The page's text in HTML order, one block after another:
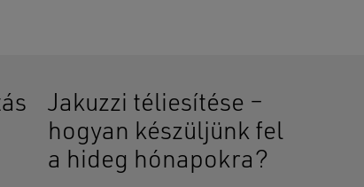
Jakuzzi téliesítése –
hogyan készüljünk fel
a hideg hónapokra?